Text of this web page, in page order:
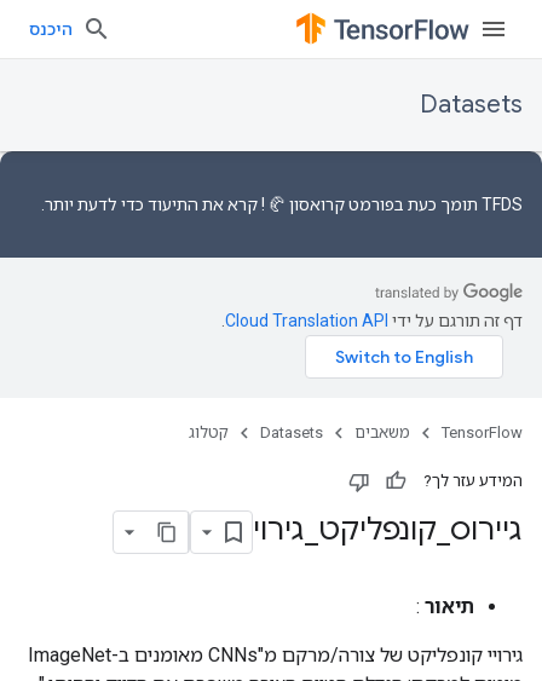
היכנס
Datasets
TFDS תומך כעת בפורמט קרואסון 🥐 ! קרא את התיעוד כדי לדעת יותר.
דף זה תורגם על ידי Cloud Translation API
TensorFlow משאבים Datasets קטלוג
המידע עזר לך?
גיירוס קונפליקט גירוי
תיאור :
גירויי קונפליקט של צורה/מרקם מ"CNNs מאומנים ב-ImageNet